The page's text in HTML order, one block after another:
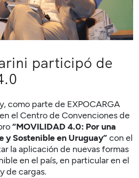
participó de
como parte de EXPOCARGA
el Centro de Convenciones de
“MOVILIDAD 4.0: Por una
y Sostenible en Uruguay”con el
la aplicación de nuevas formas
en el país, en particular en el
de cargas.